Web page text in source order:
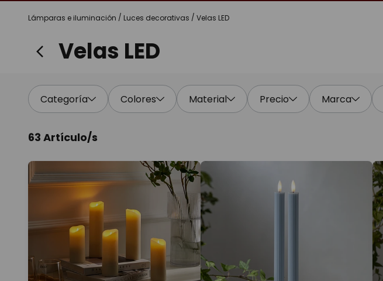
Lámparas e iluminación Luces decorativas Velas LED
Velas LED
Categoría Colores Material Precio Marca
63 Artículo/s